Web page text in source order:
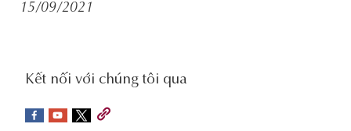
15/09/2021
social-
sidebar
Kết nối với chúng tôi qua